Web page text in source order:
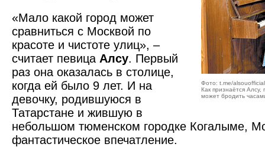
Фото: t.me/alsouofficial
Как признаётся
может бродить
«Мало какой город может
сравниться с Москвой по
красоте и чистоте улиц», –
считает певица Алсу. Первый
раз она оказалась в столице,
когда ей было 9 лет. И на
девочку, родившуюся в
Татарстане и жившую в
небольшом тюменском городке Когалыме,
фантастическое впечатление.